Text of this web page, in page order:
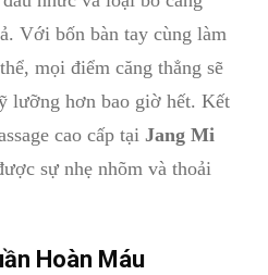
Với bốn bàn tay cùng làm
mọi điểm căng thẳng sẽ
lưỡng hơn bao giờ hết. Kết
cao cấp tại Jang Mi
sự nhẹ nhõm và thoải
Hoàn Máu